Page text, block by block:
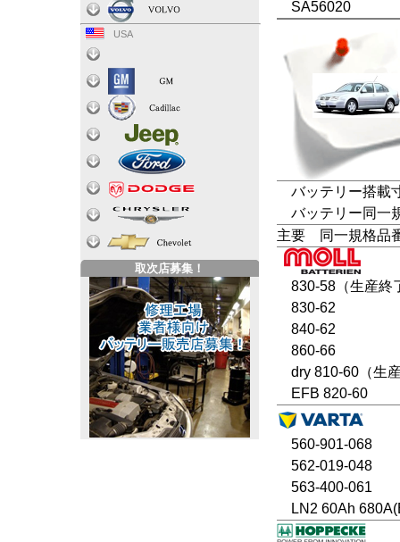
SA56020
バッテリー搭載
バッテリー同一
主要 同一規格品
830-58（生産終
830-62
840-62
860-66
dry 810-60（生
EFB 820-60
560-901-068
562-019-048
563-400-061
LN2 60Ah
USA
取次店募集！